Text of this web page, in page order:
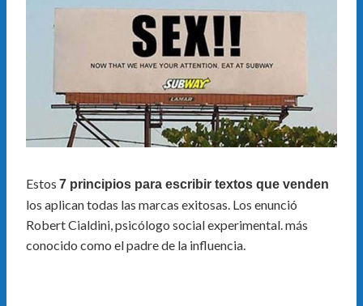
Estos 7 principios para escribir textos que venden
los aplican todas las marcas exitosas. Los enunció
Robert Cialdini, psicólogo social experimental. más
conocido como el padre de la influencia.